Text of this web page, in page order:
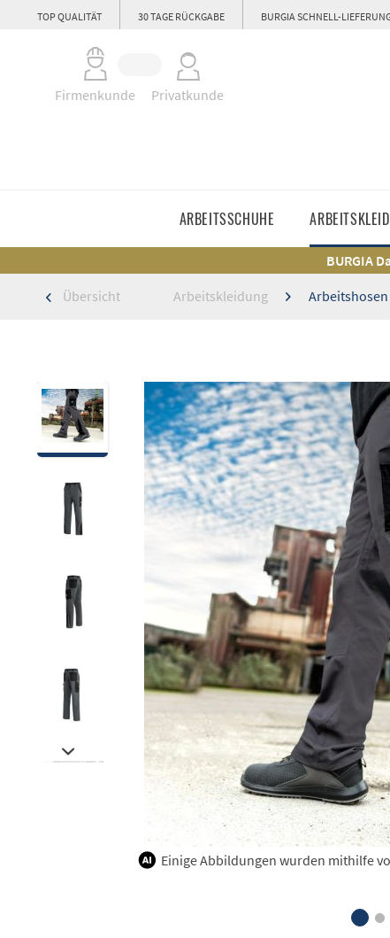
TOP QUALITÄT 30 TAGE RÜCKGABE BURGIA SCHNELL-
Firmenkunde Privatkunde
ARBEITSSCHUHE
BURGIA
Übersicht
Arbeitskleidung Arbeitshosen
Einige Abbildungen wurden mithilfe